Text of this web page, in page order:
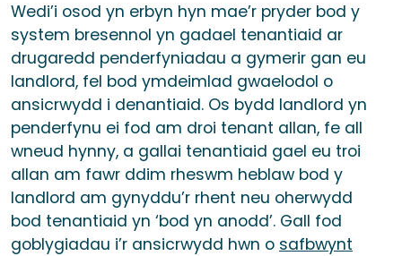
Wedi’i osod yn erbyn hyn mae’r pryder bod y
system bresennol yn gadael tenantiaid ar
drugaredd penderfyniadau a gymerir gan eu
landlord, fel bod ymdeimlad gwaelodol o
ansicrwydd i denantiaid. Os bydd landlord yn
penderfynu ei fod am droi tenant allan, fe all
wneud hynny, a gallai tenantiaid gael eu troi
allan am fawr ddim rheswm heblaw bod y
landlord am gynyddu’r rhent neu oherwydd
bod tenantiaid yn ‘bod yn anodd’. Gall fod
goblygiadau i’r ansicrwydd hwn o safbwynt